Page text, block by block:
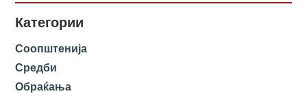
Категории
Соопштенија
Средби
Обраќања